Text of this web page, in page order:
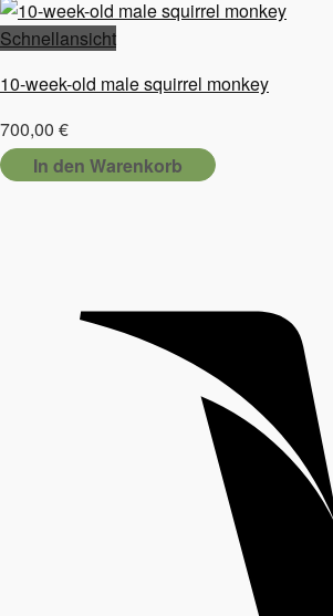
Schnellansicht
10-week-old male squirrel monkey
700,00 €
In den Warenkorb